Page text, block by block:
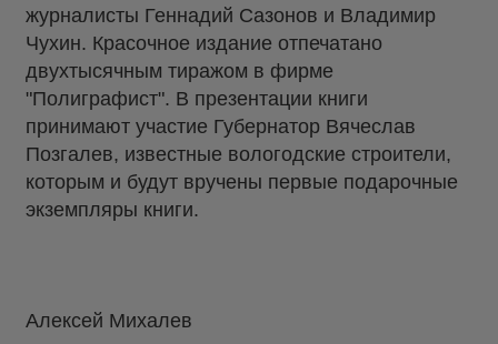
журналисты Геннадий Сазонов и Владимир
Чухин. Красочное издание отпечатано
двухтысячным тиражом в фирме
"Полиграфист". В презентации книги
принимают участие Губернатор Вячеслав
Позгалев, известные вологодские строители,
которым и будут вручены первые подарочные
экземпляры книги.
Алексей Михалев